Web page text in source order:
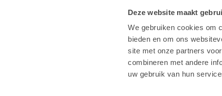
Deze website maakt
We gebruiken cookies om
bieden en om ons
site met onze partners
combineren met andere
uw gebruik van hun
Lab9 Pro | Hasselt
Lab9 Pro |
Lab9 Pro |
Lab9 winkels